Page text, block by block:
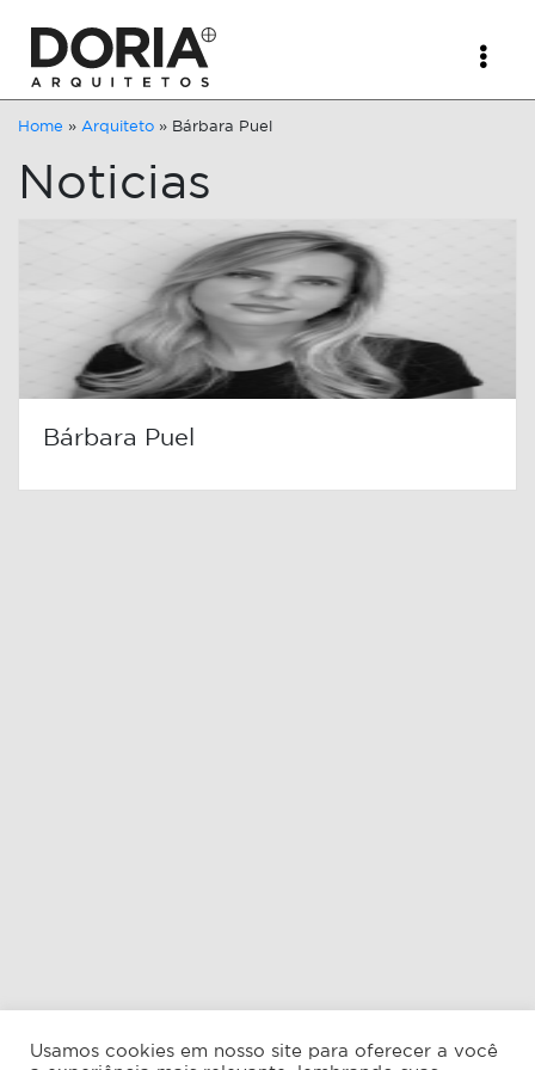
Home » Arquiteto » Bárbara Puel
Noticias
Bárbara Puel
Usamos cookies em nosso site para oferecer a você